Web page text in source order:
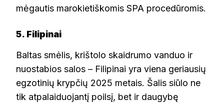
mėgautis marokietiškomis SPA procedūromis.
5. Filipinai
Baltas smėlis, krištolo skaidrumo vanduo ir
nuostabios salos – Filipinai yra viena geriausių
egzotinių krypčių 2025 metais. Šalis siūlo ne
tik atpalaiduojantį poilsį, bet ir daugybę